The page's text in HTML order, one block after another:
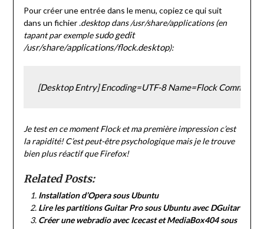
Pour créer une entrée dans le menu, copiez ce qui suit
dans un fichier .desktopdans /usr/share/applications (en
tapant par exemplesudo gedit
/usr/share/applications/flock.desktop):
[Desktop Entry] Encoding=UTF-8 Name=Flock
Je test en ce moment Flock et ma première impression c’est
la rapidité! C’est peut-être psychologique mais je le trouve
bien plus réactif que Firefox!
Related Posts:
Installation d’Opera sous Ubuntu
Lire les partitions Guitar Pro sous Ubuntu avec DGuitar
Créer une webradio avec Icecast et MediaBox404 sous